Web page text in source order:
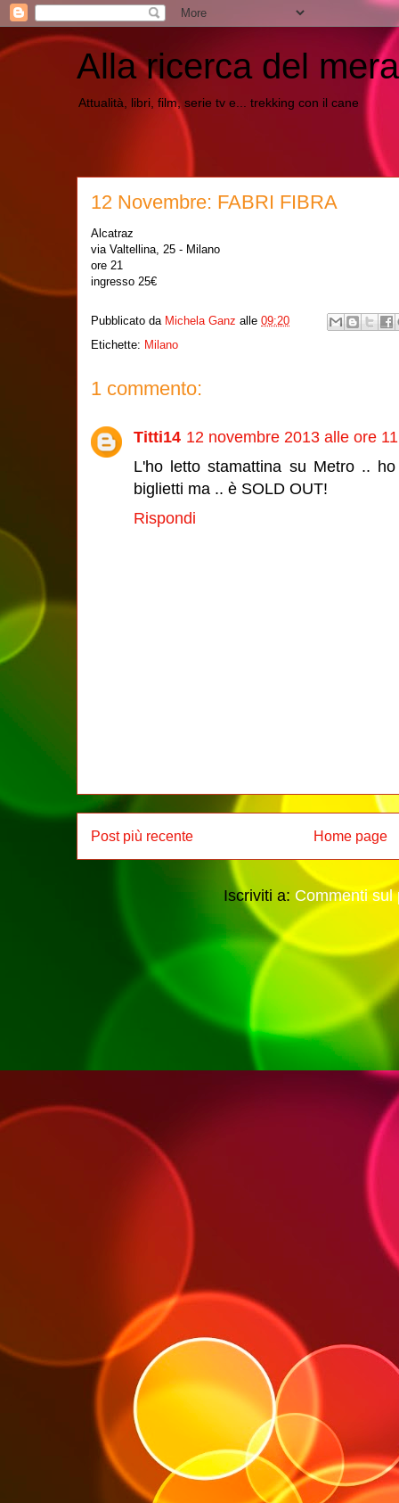
Alla ricerca del
Attualità, libri, film, serie tv e... trekking con il cane
12 Novembre: FABRI FIBRA
Alcatraz
via Valtellina, 25 - Milano
ore 21
ingresso 25€
Pubblicato da Michela Ganz alle 09:20
Etichette: Milano
1 commento:
Titti14 12 novembre 2013 alle ore
L'ho letto stamattina su Metro ..
biglietti ma .. è SOLD OUT!
Rispondi
Post più recente Home page
Iscriviti a: Commenti sul